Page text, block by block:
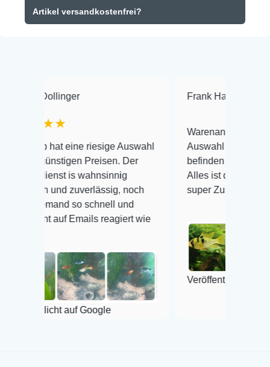
Artikel versandkostenfrei?
hat eine riesige Auswahl
Preisen. Der
is wahnsinnig
und zuverlässig, noch
so schnell und
auf Emails reagiert wie
auf Google
Frank Hackmayer
Warenanlieferung Top und
Auswahl plus
befinden der Fische
Alles ist quick lebendig und
super Zustand. Gerne wieder
Veröffentlicht auf Google